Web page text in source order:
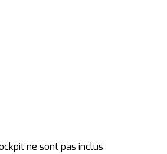
ne sont pas inclus